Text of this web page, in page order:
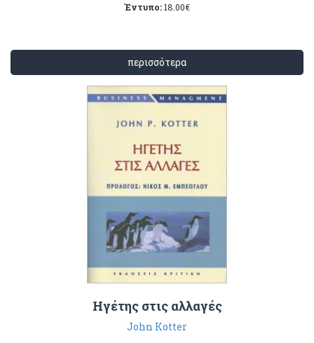
Έντυπο:18.00€
περισσότερα
Ηγέτης στις αλλαγές
John Kotter